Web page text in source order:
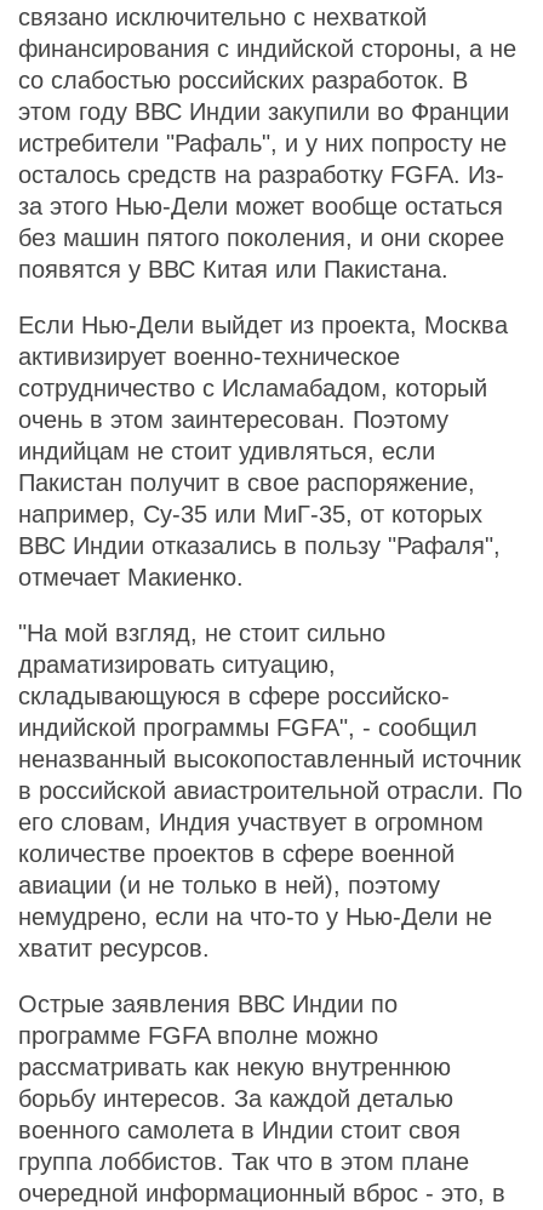
связано исключительно с нехваткой
финансирования с индийской стороны, а не
со слабостью российских разработок. В
этом году ВВС Индии закупили во Франции
истребители "Рафаль", и у них попросту не
осталось средств на разработку FGFA. Из-
за этого Нью-Дели может вообще остаться
без машин пятого поколения, и они скорее
появятся у ВВС Китая или Пакистана.
Если Нью-Дели выйдет из проекта, Москва
активизирует военно-техническое
сотрудничество с Исламабадом, который
очень в этом заинтересован. Поэтому
индийцам не стоит удивляться, если
Пакистан получит в свое распоряжение,
например, Су-35 или МиГ-35, от которых
ВВС Индии отказались в пользу "Рафаля",
отмечает Макиенко.
"На мой взгляд, не стоит сильно
драматизировать ситуацию,
складывающуюся в сфере российско-
индийской программы FGFA", - сообщил
неназванный высокопоставленный источник
в российской авиастроительной отрасли. По
его словам, Индия участвует в огромном
количестве проектов в сфере военной
авиации (и не только в ней), поэтому
немудрено, если на что-то у Нью-Дели не
хватит ресурсов.
Острые заявления ВВС Индии по
программе FGFA вполне можно
рассматривать как некую внутреннюю
борьбу интересов. За каждой деталью
военного самолета в Индии стоит своя
группа лоббистов. Так что в этом плане
очередной информационный вброс - это, в